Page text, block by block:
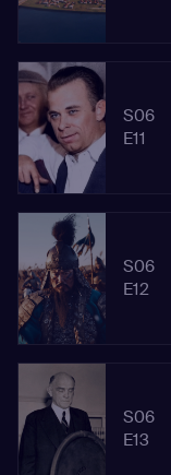
S06
E11
S06
E12
S06
E13